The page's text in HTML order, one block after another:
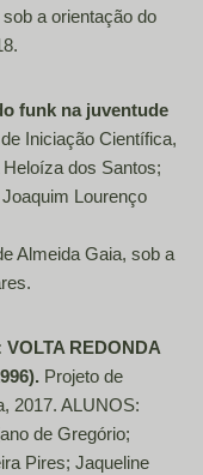
a orientação do
funk na juventude
Iniciação Científica,
dos Santos;
Lourenço
Almeida Gaia, sob a
REDONDA
Projeto de
2017. ALUNOS:
de Gregório;
Pires; Jaqueline